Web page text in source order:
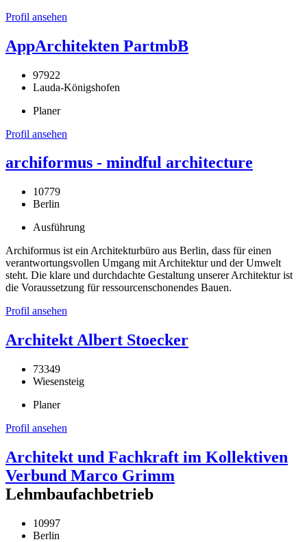
Profil ansehen
AppArchitekten PartmbB
97922
Lauda-Königshofen
Planer
Profil ansehen
archiformus - mindful architecture
10779
Berlin
Ausführung
Archiformus ist ein Architekturbüro aus Berlin, dass für einen
verantwortungsvollen Umgang mit Architektur und der Umwelt
steht. Die klare und durchdachte Gestaltung unserer Architektur ist
die Voraussetzung für ressourcenschonendes Bauen.
Profil ansehen
Architekt Albert Stoecker
73349
Wiesensteig
Planer
Profil ansehen
Architekt und Fachkraft im Kollektiven
Verbund Marco Grimm
Lehmbaufachbetrieb
10997
Berlin